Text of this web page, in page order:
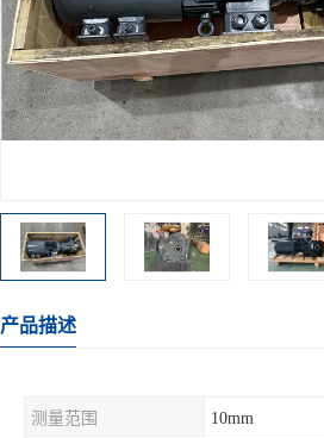
产品描述
测量范围 10mm